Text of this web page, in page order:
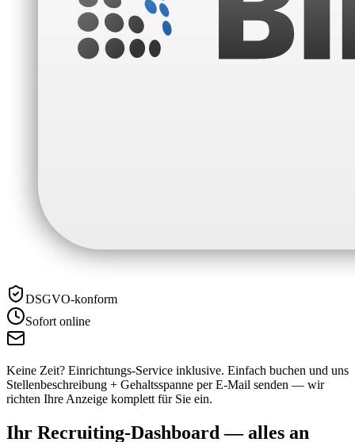
DSGVO-konform
Sofort online
Keine Zeit? Einrichtungs-Service inklusive. Einfach buchen und uns
Stellenbeschreibung + Gehaltsspanne per E-Mail senden — wir
richten Ihre Anzeige komplett für Sie ein.
Ihr Recruiting-Dashboard — alles an